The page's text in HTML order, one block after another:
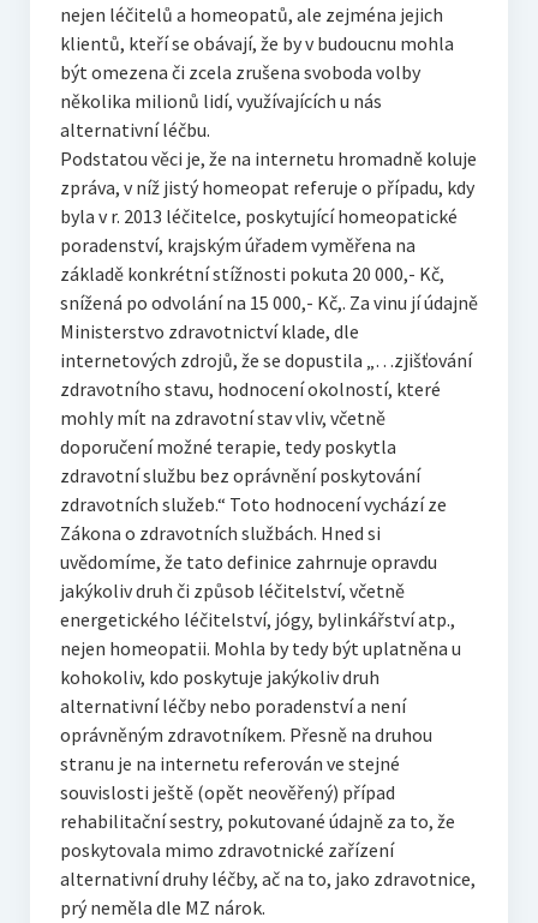
Seznam praktiků
nejen léčitelů a homeopatů, ale zejména jejich
klientů, kteří se obávají, že by v budoucnu mohla
být omezena či zcela zrušena svoboda volby
několika milionů lidí, využívajících u nás
alternativní léčbu.
Podstatou věci je, že na internetu hromadně koluje
zpráva, v níž jistý homeopat referuje o případu, kdy
byla v r. 2013 léčitelce, poskytující homeopatické
poradenství, krajským úřadem vyměřena na
základě konkrétní stížnosti pokuta 20 000,- Kč,
snížená po odvolání na 15 000,- Kč,. Za vinu jí údajně
Ministerstvo zdravotnictví klade, dle
internetových zdrojů, že se dopustila „…zjišťování
zdravotního stavu, hodnocení okolností, které
mohly mít na zdravotní stav vliv, včetně
doporučení možné terapie, tedy poskytla
zdravotní službu bez oprávnění poskytování
zdravotních služeb.“ Toto hodnocení vychází ze
Zákona o zdravotních službách. Hned si
uvědomíme, že tato definice zahrnuje opravdu
jakýkoliv druh či způsob léčitelství, včetně
energetického léčitelství, jógy, bylinkářství atp.,
nejen homeopatii. Mohla by tedy být uplatněna u
kohokoliv, kdo poskytuje jakýkoliv druh
alternativní léčby nebo poradenství a není
oprávněným zdravotníkem. Přesně na druhou
stranu je na internetu referován ve stejné
souvislosti ještě (opět neověřený) případ
rehabilitační sestry, pokutované údajně za to, že
poskytovala mimo zdravotnické zařízení
alternativní druhy léčby, ač na to, jako zdravotnice,
prý neměla dle MZ nárok.